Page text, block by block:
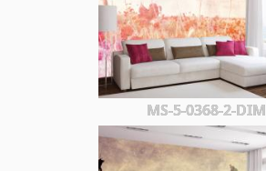
MS-5-0368-2-DIM